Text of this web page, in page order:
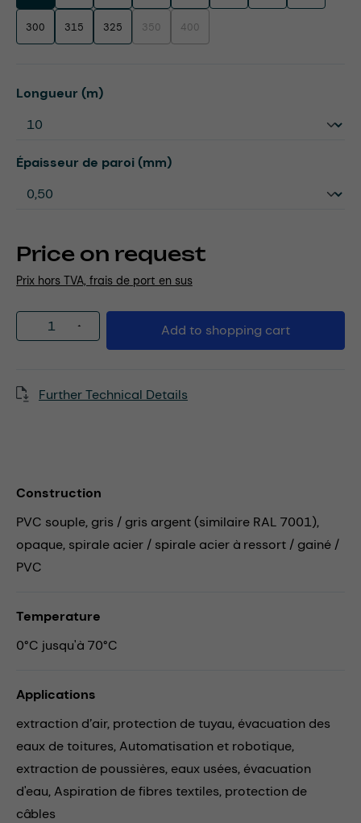
Price on request
Prix hors TVA, frais de port en sus
300 315 325 350(This option is currently unavailable.)
400(This option is currently unavailable.)
Select
Longueur (m)
Select
Épaisseur de paroi (mm)
Product Quantity: Enter the desired
Add to shopping cart
Further Technical Details
Construction
PVC souple, gris / gris argent (similaire RAL 7001),
opaque, spirale acier / spirale acier à ressort / gainé /
PVC
Temperature
0°C jusqu'à 70°C
Applications
extraction d’air, protection de tuyau, évacuation des
eaux de toitures,Automatisation et robotique,
extraction de poussières, eaux usées, évacuation
d'eau,Aspiration de fibres textiles, protection de
câbles